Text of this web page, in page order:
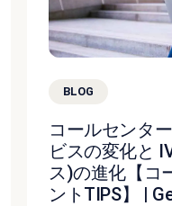
BLOG
コールセンタ
ビスの変化と
ス)の進化【コ
ントTIPS】 |